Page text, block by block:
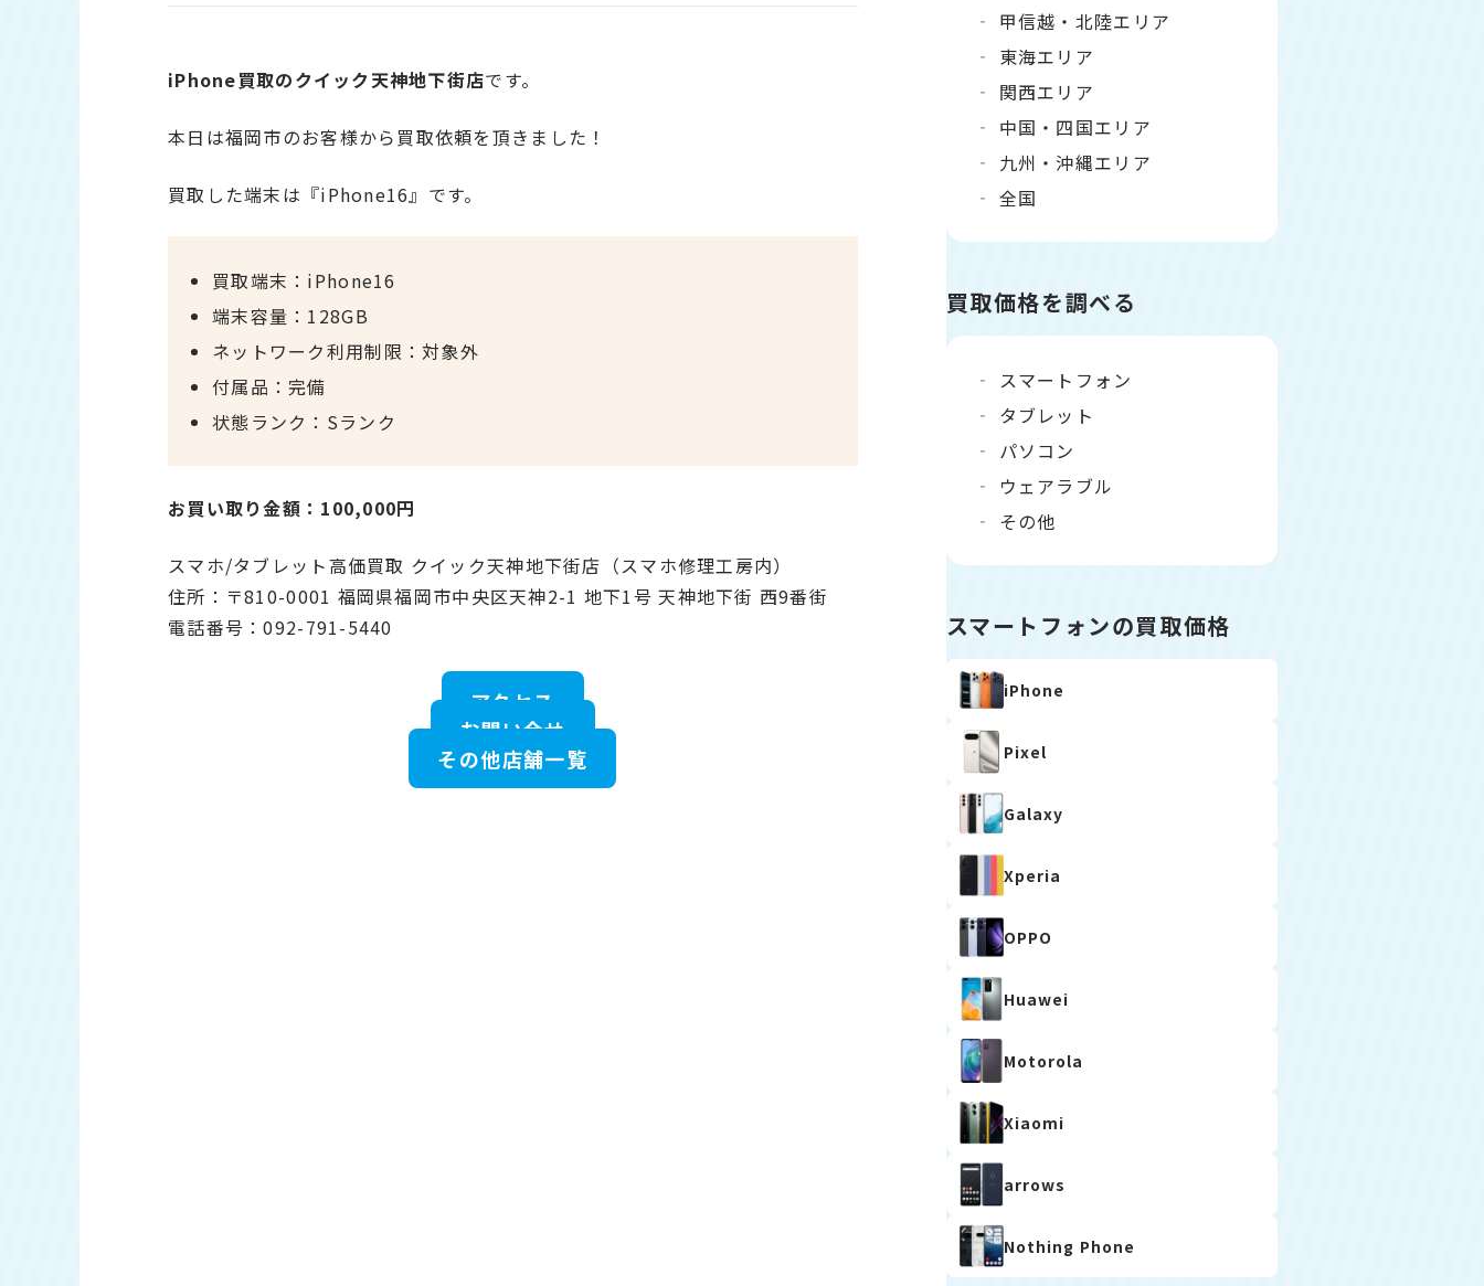
iPhone買取のクイック天神地下街店です。
本日は福岡市のお客様から買取依頼を頂きました！
買取した端末は『iPhone16』です。
買取端末：iPhone16
端末容量：128GB
ネットワーク利用制限：対象外
付属品：完備
状態ランク：Sランク
お買い取り金額：100,000円
スマホ/タブレット高価買取 クイック天神地下街店（スマホ修理工房内）
住所：〒810-0001 福岡県福岡市中央区天神2-1 地下1号 天神地下街 西9番街
電話番号：092-791-5440
アクセス
お問い合せ
その他店舗一覧
甲信越・北陸エリア
東海エリア
関西エリア
中国・四国エリア
九州・沖縄エリア
全国
買取価格を調べる
スマートフォン
タブレット
パソコン
ウェアラブル
その他
スマートフォンの買取価格
iPhone
Pixel
Galaxy
Xperia
OPPO
Huawei
Motorola
Xiaomi
arrows
Nothing Phone